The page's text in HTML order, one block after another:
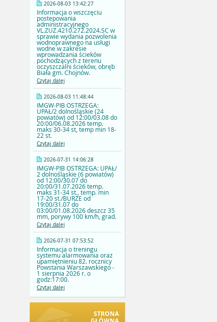
2026-08-03 13:42:27
Informacja o wszczęciu
postepowania
administracyjnego
VL.ZUZ.4210.272.2024.SC w
sprawie wydania pozwolenia
wodnoprawnego na usługi
wodne w zakresie
wprowadzania ścieków
pochodzących z terenu
oczyszczalni ścieków, obręb
Biała gm. Chojnów.
Czytaj dalej
2026-08-03 11:48:44
IMGW-PIB OSTRZEGA:
UPAŁ/2 dolnośląskie (24
powiatów) od 12:00/03.08 do
20:00/06.08.2026 temp.
maks 30-34 st, temp min 18-
22 st.
Czytaj dalej
2026-07-31 14:06:28
IMGW-PIB OSTRZEGA: UPAŁ/
2 dolnośląskie (6 powiatów)
od 12:00/30.07 do
20:00/31.07.2026 temp.
maks 31-34 st., temp. min
17-20 st./BURZE od
19:00/31.07 do
03:00/01.08.2026 deszcz 35
mm, porywy 100 km/h, grad.
Czytaj dalej
2026-07-31 07:53:52
Informacja o treningu
systemu alarmowania oraz
upamiętnieniu 82. rocznicy
Powstania Warszawskiego -
1 sierpnia 2026 r. o
godz:17:00.
Czytaj dalej
STRONA